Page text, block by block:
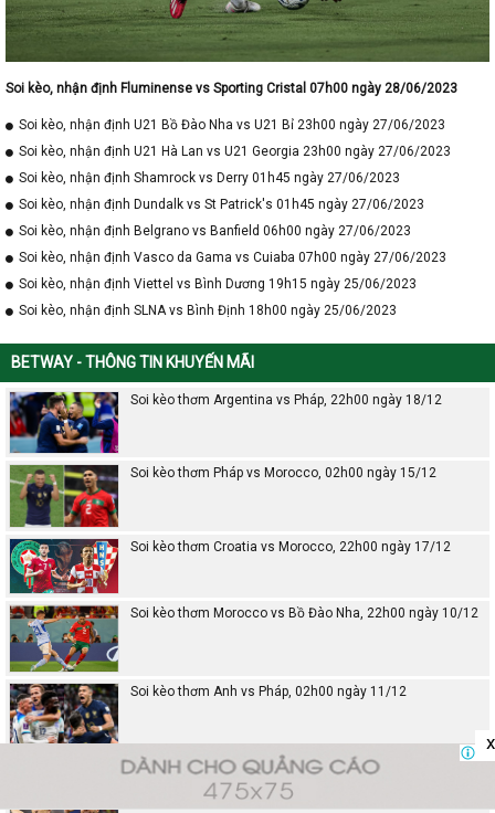
Soi kèo, nhận định Fluminense vs Sporting Cristal 07h00 ngày 28/06/2023
Soi kèo, nhận định U21 Bồ Đào Nha vs U21 Bỉ 23h00 ngày 27/06/2023
Soi kèo, nhận định U21 Hà Lan vs U21 Georgia 23h00 ngày 27/06/2023
Soi kèo, nhận định Shamrock vs Derry 01h45 ngày 27/06/2023
Soi kèo, nhận định Dundalk vs St Patrick's 01h45 ngày 27/06/2023
Soi kèo, nhận định Belgrano vs Banfield 06h00 ngày 27/06/2023
Soi kèo, nhận định Vasco da Gama vs Cuiaba 07h00 ngày 27/06/2023
Soi kèo, nhận định Viettel vs Bình Dương 19h15 ngày 25/06/2023
Soi kèo, nhận định SLNA vs Bình Định 18h00 ngày 25/06/2023
BETWAY - THÔNG TIN KHUYẾN MÃI
Soi kèo thơm Argentina vs Pháp, 22h00 ngày 18/12
Soi kèo thơm Pháp vs Morocco, 02h00 ngày 15/12
Soi kèo thơm Croatia vs Morocco, 22h00 ngày 17/12
Soi kèo thơm Morocco vs Bồ Đào Nha, 22h00 ngày 10/12
Soi kèo thơm Anh vs Pháp, 02h00 ngày 11/12
Soi kèo thơm Hà Lan vs Argentina, 02h00 ngày 10/12
Soi kèo thơm Croatia vs Brazil, 22h00 ngày 09/12
x